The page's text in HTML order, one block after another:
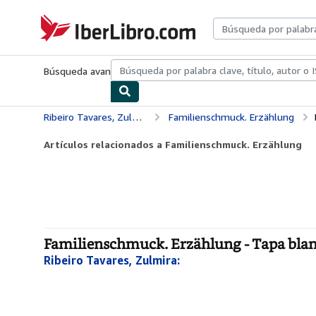
IberLibro.com
Búsqueda avanzadaColecciones Libros antiguosArte y
Ribeiro Tavares, Zulmira: Familienschmuck. Erzählung
Artículos relacionados a Familienschmuck. Erzählung
Familienschmuck. Erzählung - Tapa
Ribeiro Tavares, Zulmira: